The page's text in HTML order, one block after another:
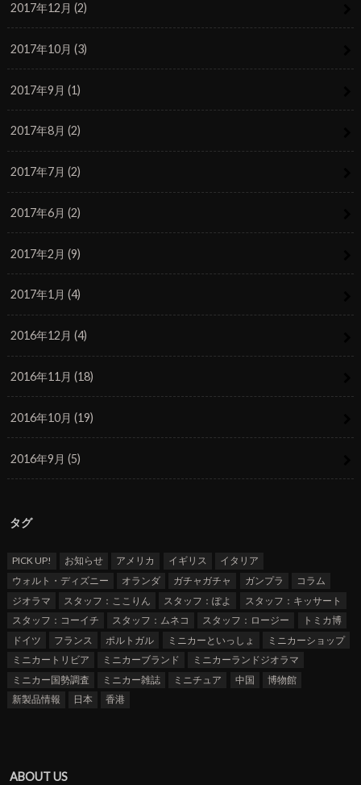
2017年12月 (2)
2017年10月 (3)
2017年9月 (1)
2017年8月 (2)
2017年7月 (2)
2017年6月 (2)
2017年2月 (9)
2017年1月 (4)
2016年12月 (4)
2016年11月 (18)
2016年10月 (19)
2016年9月 (5)
タグ
PICK UP! お知らせ アメリカ イギリス
イタリア
ウォルト・ディズニー
オランダ ガチャガチャ ガンプラ
コラム
ジオラマ
スタッフ：ここりん スタッフ：ぽよ
スタッフ：キッサート
スタッフ：コーイチ
スタッフ：ムネコ スタッフ：ロージー
トミカ博
ドイツ
フランス ポルトガル ミニカーといっしょ
ミニカーショップ
ミニカートリビア
ミニカーブランド
ミニカーランドジオラマ
ミニカー国勢調査
ミニカー雑誌 ミニチュア 中国
博物館
新製品情報
日本 香港
ABOUT US